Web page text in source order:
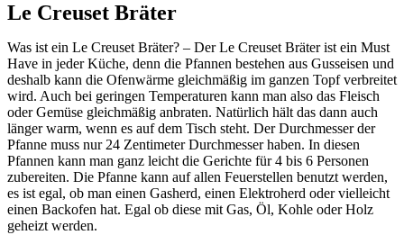
Le Creuset Bräter
Was ist ein Le Creuset Bräter? – Der Le Creuset Bräter ist ein Must
Have in jeder Küche, denn die Pfannen bestehen aus Gusseisen und
deshalb kann die Ofenwärme gleichmäßig im ganzen Topf verbreitet
wird. Auch bei geringen Temperaturen kann man also das Fleisch
oder Gemüse gleichmäßig anbraten. Natürlich hält das dann auch
länger warm, wenn es auf dem Tisch steht. Der Durchmesser der
Pfanne muss nur 24 Zentimeter Durchmesser haben. In diesen
Pfannen kann man ganz leicht die Gerichte für 4 bis 6 Personen
zubereiten. Die Pfanne kann auf allen Feuerstellen benutzt werden,
es ist egal, ob man einen Gasherd, einen Elektroherd oder vielleicht
einen Backofen hat. Egal ob diese mit Gas, Öl, Kohle oder Holz
geheizt werden.